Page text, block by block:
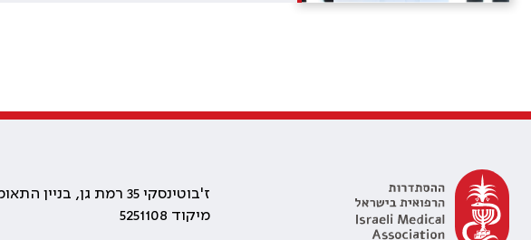
ז'בוטינסקי 35 רמת גן, בניין התאומים 2
מיקוד 5251108